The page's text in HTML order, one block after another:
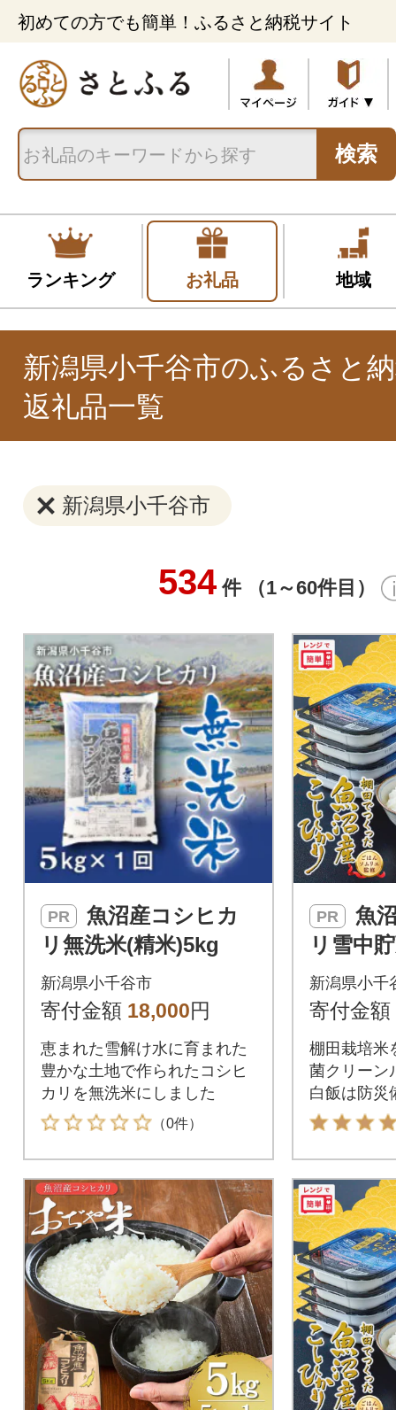
初めての方でも簡単！ふるさと納税サイト
検索
ランキング お礼品 地域
新潟県小千谷市のふるさと
返礼品一覧
新潟県小千谷市
534 件 （1～60件目）
PR
リ無洗米(精米)5kg
新潟県小千谷市
寄付金額 18,000円
恵まれた雪解け水に育まれた
豊かな土地で作られたコシヒ
カリを無洗米にしました
（0件）
PR
リ雪中
ご飯
食向け米
新潟県小千
寄付金額
棚田栽培米
菌クリーン
白飯は防災
常温食品で